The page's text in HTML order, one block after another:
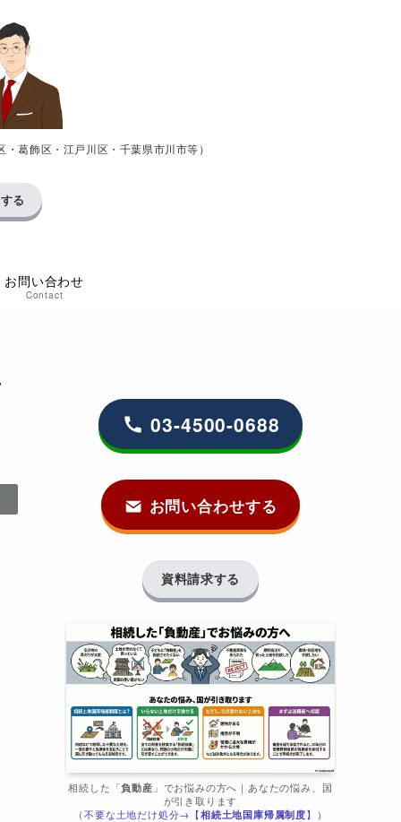
葛飾区・江戸川区・千葉県市川市等）
お問い合わせ
Contact
る
03-4500-0688
お問い合わせする
資料請求する
相続した「負動産 」でお悩みの方へ｜あなたの悩み、国
が引き取ります
（不要な土地だけ処分→【相続土地国庫帰属制度】）